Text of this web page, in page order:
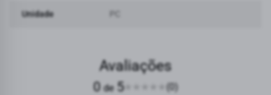
Unidade
Avaliações
0de5 (0)